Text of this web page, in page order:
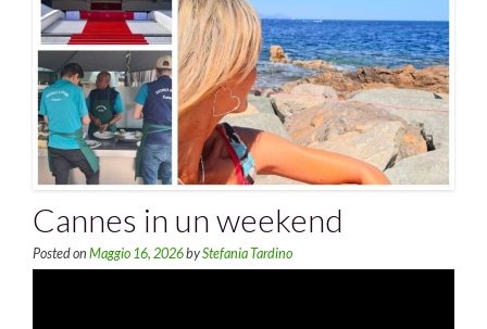
Cannes in un weekend
Posted on Maggio 16, 2026byStefania Tardino